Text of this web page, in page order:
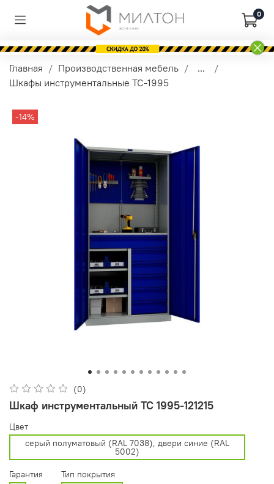
0
Главная Производственная мебель
...
Шкафы инструментальные TC-1995
-14%
(0)
Шкаф инструментальный ТС 1995-121215
Цвет
cерый полуматовый (RAL 7038), двери синие (RAL
5002)
Гарантия
Тип покрытия